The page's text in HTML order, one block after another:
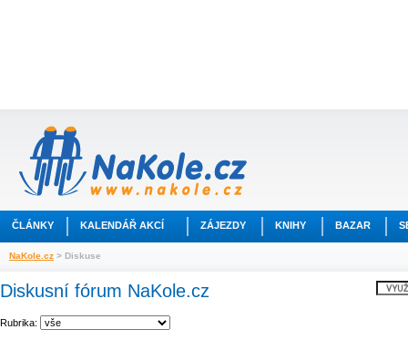
ČLÁNKY KALENDÁŘ AKCÍ ZÁJEZDY KNIHY BAZAR
NaKole.cz > Diskuse
Diskusní fórum NaKole.cz
Rubrika: